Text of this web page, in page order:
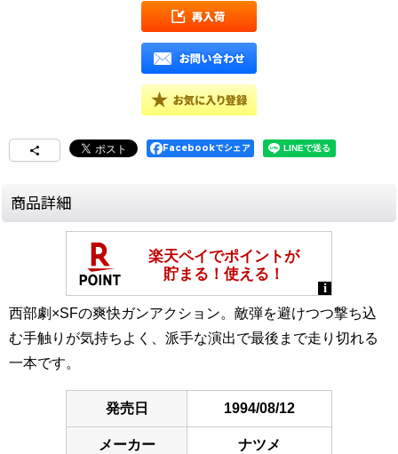
Facebookでシェア
商品詳細
西部劇×SFの爽快ガンアクション。敵弾を避けつつ撃ち込
む手触りが気持ちよく、派手な演出で最後まで走り切れる
一本です。
発売日 1994/08/12
メーカー ナツメ